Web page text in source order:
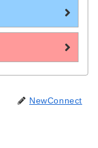
NewConnect